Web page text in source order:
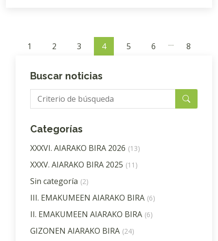
1 2 3 4 5 6 … 8
Buscar noticias
Categorías
XXXVI. AIARAKO BIRA 2026 (13)
XXXV. AIARAKO BIRA 2025 (11)
Sin categoría (2)
III. EMAKUMEEN AIARAKO BIRA (6)
II. EMAKUMEEN AIARAKO BIRA (6)
GIZONEN AIARAKO BIRA (24)